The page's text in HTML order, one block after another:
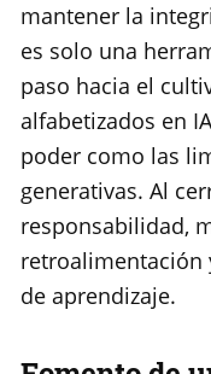
mantener la
es solo una
paso hacia el
alfabetizados en
poder como las
generativas. Al
responsabilidad,
retroalimentación
de aprendizaje.